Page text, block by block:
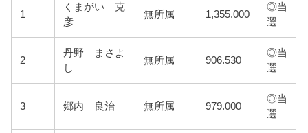
1
くまがい 克
彦
無所属 1,355.000
◎当
選
2
丹野 まさよ
し
無所属 906.530
◎当
選
3 郷内 良治 無所属 979.000
◎当
選